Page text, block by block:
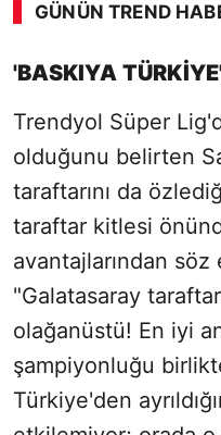
GÜNÜN TREND
'BASKIYA
Trendyol Süper
olduğunu belirten
taraftarını da
taraftar kitlesi
avantajlarından söz
"Galatasaray
olağanüstü! En iyi
şampiyonluğu
Türkiye'den